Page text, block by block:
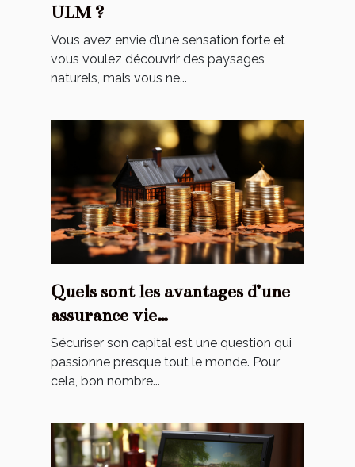
ULM ?
Vous avez envie d’une sensation forte et
vous voulez découvrir des paysages
naturels, mais vous ne...
Quels sont les avantages d’une
assurance vie
luxembourgeoise ?
Sécuriser son capital est une question qui
passionne presque tout le monde. Pour
cela, bon nombre...